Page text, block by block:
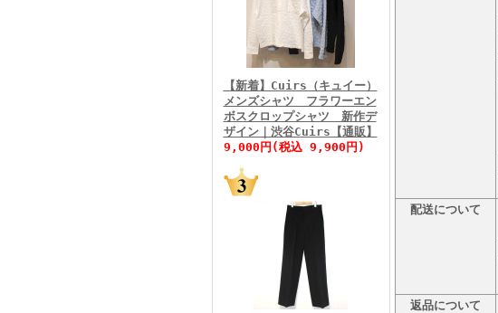
FINEBOYS2026年4月号
FINEBOYS2026年3月号
【新着】Cuirs（キュイー）
メンズシャツ フラワーエン
ボスクロップシャツ 新作デ
ザイン｜渋谷Cuirs【通販】
9,000円(税込 9,900円)
配送について
返品について